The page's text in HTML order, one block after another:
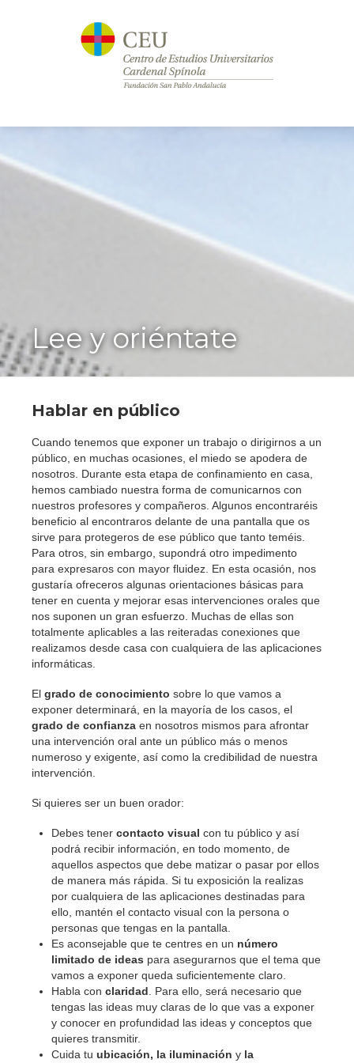
Lee y oriéntate
Hablar en público
Cuando tenemos que exponer un trabajo o dirigirnos a un
público, en muchas ocasiones, el miedo se apodera de
nosotros. Durante esta etapa de confinamiento en casa,
hemos cambiado nuestra forma de comunicarnos con
nuestros profesores y compañeros. Algunos encontraréis
beneficio al encontraros delante de una pantalla que os
sirve para protegeros de ese público que tanto teméis.
Para otros, sin embargo, supondrá otro impedimento
para expresaros con mayor fluidez. En esta ocasión, nos
gustaría ofreceros algunas orientaciones básicas para
tener en cuenta y mejorar esas intervenciones orales que
nos suponen un gran esfuerzo. Muchas de ellas son
totalmente aplicables a las reiteradas conexiones que
realizamos desde casa con cualquiera de las aplicaciones
informáticas.
El grado de conocimiento sobre lo que vamos a
exponer determinará, en la mayoría de los casos, el
grado de confianza en nosotros mismos para afrontar
una intervención oral ante un público más o menos
numeroso y exigente, así como la credibilidad de nuestra
intervención.
Si quieres ser un buen orador:
Debes tener contacto visual con tu público y así
podrá recibir información, en todo momento, de
aquellos aspectos que debe matizar o pasar por ellos
de manera más rápida. Si tu exposición la realizas
por cualquiera de las aplicaciones destinadas para
ello, mantén el contacto visual con la persona o
personas que tengas en la pantalla.
Es aconsejable que te centres en un número
limitado de ideas para asegurarnos que el tema que
vamos a exponer queda suficientemente claro.
Habla con claridad . Para ello, será necesario que
tengas las ideas muy claras de lo que vas a exponer
y conocer en profundidad las ideas y conceptos que
quieres transmitir.
Cuida tu ubicación, la iluminación y la